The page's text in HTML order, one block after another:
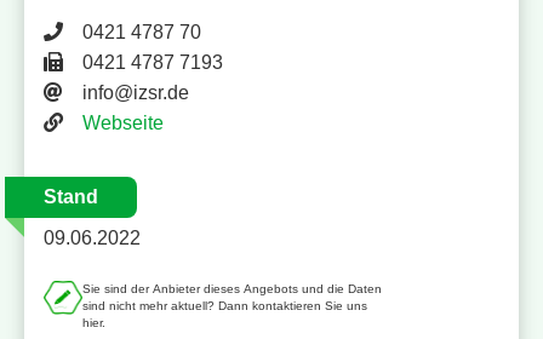
Telefonnummer 0421 4787 70
0421 4787 70
Faxnummer 0421 4787 7193
0421 4787 7193
E-Mail-Adresse
info@izsr.de
Website
Webseite
Stand
09.06.2022
Sie sind der Anbieter dieses Angebots und die Daten
sind nicht mehr aktuell? Dann kontaktieren Sie uns
hier.